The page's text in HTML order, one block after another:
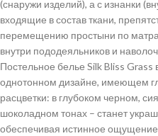
(снаружи изделий), а с изнанки
входящие в состав ткани,
перемещению простыни по
внутри пододеяльников и
Постельное белье Silk Bliss
однотонном дизайне, имеющем
расцветки: в глубоком черном,
шоколадном тонах – станет
обеспечивая истинное